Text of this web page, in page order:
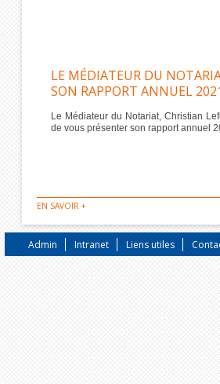
LE MÉDIATEUR DU
SON RAPPORT ANNUEL
Le Médiateur du Notariat, Christian
de vous présenter son rapport annuel
EN SAVOIR +
Admin Intranet Liens utiles